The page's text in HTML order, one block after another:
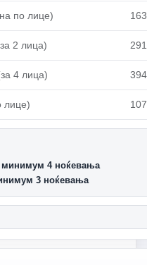
по лице)
2 лица)
4 лица)
лице)
минимум 4 ноќевања
3 ноќевања